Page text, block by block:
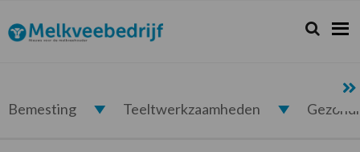
de
hoofdnavigatie
de
hoofd
de
eerste
de
voettekst
Melkveebedrijf.nl Zoeken...
Zoek
Bemesting Teeltwerkzaamheden